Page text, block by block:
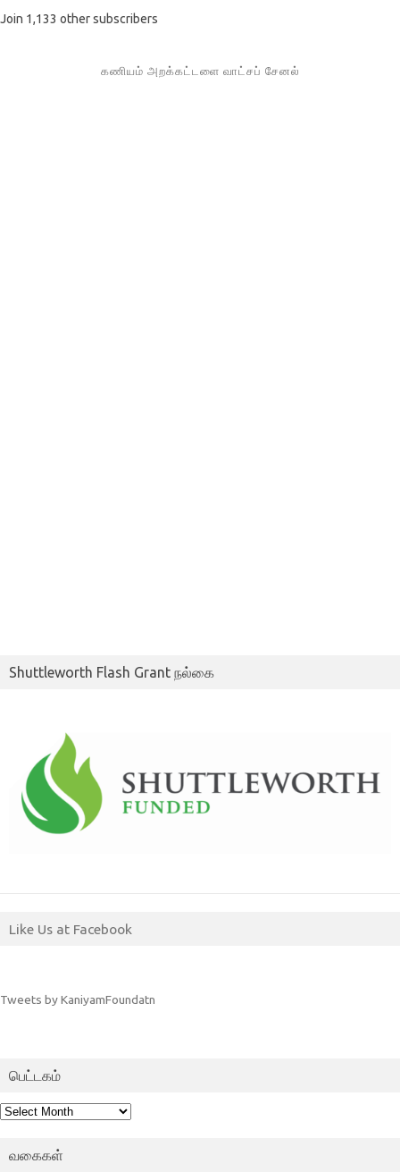
Join 1,133 other subscribers
கணியம் அறக்கட்டளை வாட்சப் சேனல்
Shuttleworth Flash Grant நல்கை
Like Us at Facebook
Tweets by KaniyamFoundatn
பெட்டகம்
பெட்டகம்
வகைகள்